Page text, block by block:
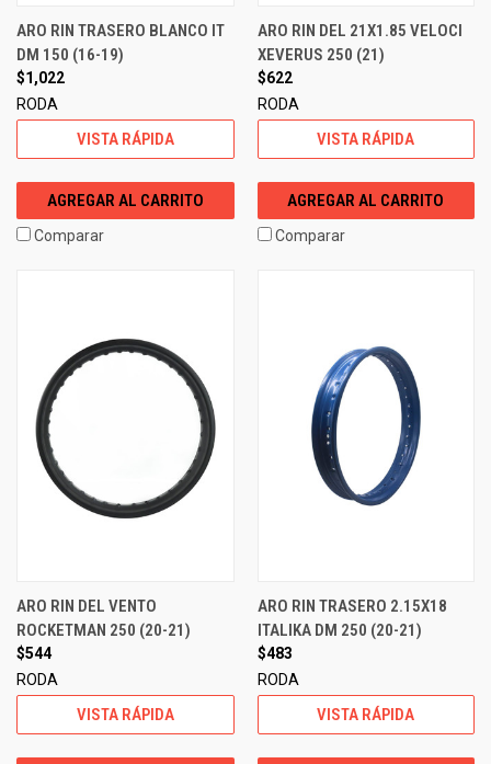
ARO RIN TRASERO BLANCO IT
DM 150 (16-19)
$1,022
RODA
VISTA RÁPIDA
AGREGAR AL CARRITO
Comparar
ARO RIN DEL 21X1.85 VELOCI
XEVERUS 250 (21)
$622
RODA
VISTA RÁPIDA
AGREGAR AL CARRITO
Comparar
ARO RIN DEL VENTO
ROCKETMAN 250 (20-21)
$544
RODA
VISTA RÁPIDA
ARO RIN TRASERO 2.15X18
ITALIKA DM 250 (20-21)
$483
RODA
VISTA RÁPIDA